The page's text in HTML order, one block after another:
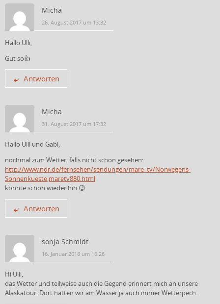
Micha
26. August 2017 um 13:32
Hallo Ulli,
Gut so👍
Antworten
Micha
31. August 2017 um 17:32
Hallo Ulli und Gabi,
nochmal zum Wetter, falls nicht schon gesehen:
http://www.ndr.de/fernsehen/sendungen/mare_tv/Norwegens-
Sonnenkueste,maretv880.html
könnte schon wieder hin 😉
Antworten
sonja Schmidt
16. Januar 2018 um 16:26
Hi Ulli,
das Wetter und teilweise auch die Gegend erinnert mich an unsere
Alaskatour. Dort hatten wir am Wasser ja auch immer Wetterpech.